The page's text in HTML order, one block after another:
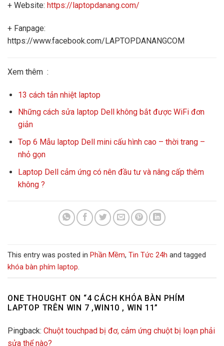
+ Website: https://laptopdanang.com/
+ Fanpage:
https://www.facebook.com/LAPTOPDANANGCOM
Xem thêm :
13 cách tản nhiệt laptop
Những cách sửa laptop Dell không bắt được WiFi đơn
giản
Top 6 Mẫu laptop Dell mini cấu hình cao – thời trang –
nhỏ gọn
Laptop Dell cảm ứng có nên đầu tư và nâng cấp thêm
không ?
This entry was posted in Phần Mềm, Tin Tức 24h and tagged
khóa bàn phím laptop.
ONE THOUGHT ON “4 CÁCH KHÓA BÀN PHÍM
LAPTOP TRÊN WIN 7 ,WIN10 , WIN 11”
Pingback: Chuột touchpad bị đơ, cảm ứng chuột bị loạn phải
sửa thể nào?